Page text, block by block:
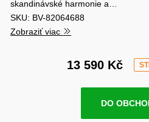
skandinávské harmonie a…
SKU: BV-82064688
Zobraziť viac
13 590 Kč
DO